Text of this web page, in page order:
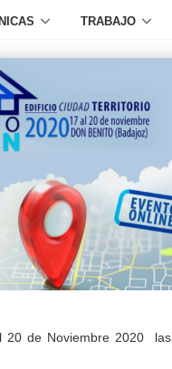
TRABAJO
20 de Noviembre 2020 las